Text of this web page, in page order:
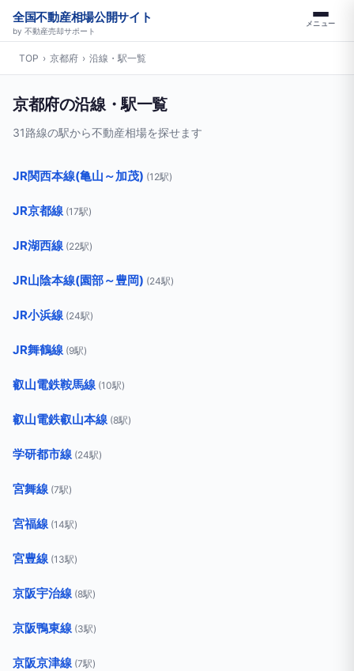
全国不動産相場公開サイト
by 不動産売却サポート
メニュー
TOP › 京都府 › 沿線・駅一覧
京都府の沿線・駅一覧
31路線の駅から不動産相場を探せます
JR関西本線(亀山～加茂) (12駅)
JR京都線 (17駅)
JR湖西線 (22駅)
JR山陰本線(園部～豊岡) (24駅)
JR小浜線 (24駅)
JR舞鶴線 (9駅)
叡山電鉄鞍馬線 (10駅)
叡山電鉄叡山本線 (8駅)
学研都市線 (24駅)
宮舞線 (7駅)
宮福線 (14駅)
宮豊線 (13駅)
京阪宇治線 (8駅)
京阪鴨東線 (3駅)
京阪京津線 (7駅)